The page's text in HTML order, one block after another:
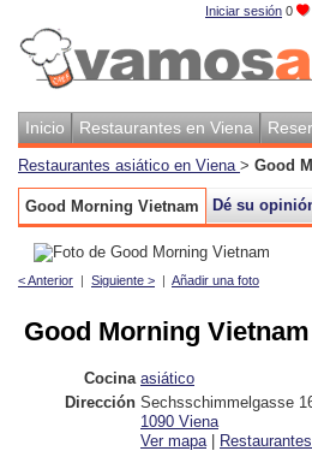
Iniciar sesión 0
Inicio Restaurantes en Viena
Restaurantes asiático en Viena > Good
Good Morning Vietnam Dé su
< Anterior | Siguiente > | Añadir una foto
Good Morning Vietnam
Cocina asiático
Dirección Sechsschimmelgasse
1090 Viena
Ver mapa |